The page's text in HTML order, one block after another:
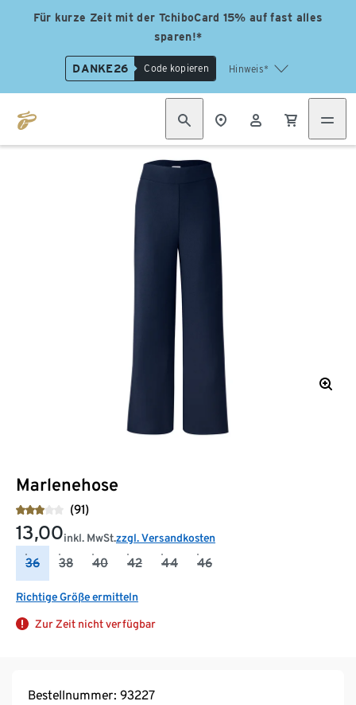
Für kurze Zeit mit der TchiboCard 15% auf fast alles
sparen!*
DANKE26 Code kopieren Hinweis*
Marlenehose
(91)
13,00inkl. MwSt.zzgl. Versandkosten
36 38 40 42 44 46
Richtige Größe ermitteln
Zur Zeit nicht verfügbar
Bestellnummer: 93227